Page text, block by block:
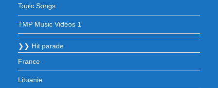
Topic Songs
TMP Music Videos 1
❯❯ Hit parade
France
Lituanie